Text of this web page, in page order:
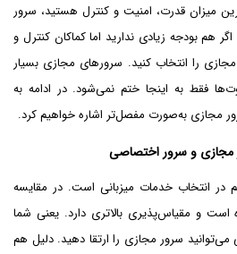
میزان قدرت، امنیت و کنترل هستید، سرور
هم بودجه زیادی ندارید اما کماکان کنترل و
را انتخاب کنید. سرورهای مجازی بسیار
فقط به اینجا ختم نمی‌شود. در ادامه به
مجازی به‌صورت مفصل‌تر اشاره خواهیم کرد.
در انتخاب خدمات میزبانی است. در مقایسه
است و مقیاس‌پذیری بالاتری دارد. یعنی شما
سرور مجازی را ارتقا دهید. دلیل هم